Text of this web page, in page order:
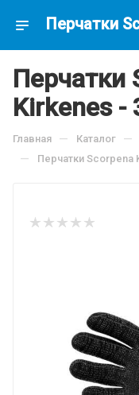
Перчатки
Kirkenes
Главная — Каталог —
— Перчатки Scorpena